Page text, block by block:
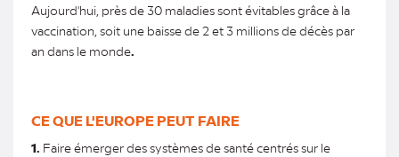
Aujourd'hui, près de 30 maladies sont évitables grâce à la
vaccination, soit une baisse de 2 et 3 millions de décès par
an dans le monde.
CE QUE L'EUROPE PEUT FAIRE
1. Faire émerger des systèmes de santé centrés sur le